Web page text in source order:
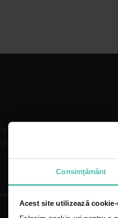
Consimțământ
Acest site utilizează
sa fac mai intai